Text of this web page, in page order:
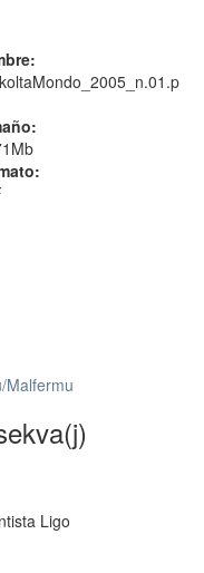
Malfermu
Ligo